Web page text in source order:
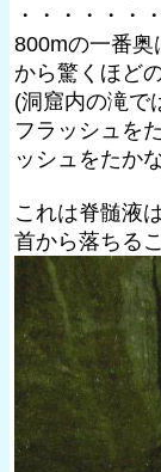
・・・・・・
800mの一番奥
から驚くほど
(洞窟内の滝で
フラッシュを
ッシュをたか
これは脊髄液
首から落ちる